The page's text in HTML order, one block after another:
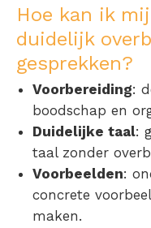
Hoe kan ik
duidelijk
gesprekken?
Voorbereiding:
boodschap en
Duidelijke taal:
taal zonder
Voorbeelden:
concrete
maken.